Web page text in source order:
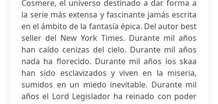
Cosmere, el universo destinado a dar forma a
la serie más extensa y fascinante jamás escrita
en el ámbito de la fantasía épica. Del autor best
seller del New York Times. Durante mil años
han caído cenizas del cielo. Durante mil años
nada ha florecido. Durante mil años los skaa
han sido esclavizados y viven en la miseria,
sumidos en un miedo inevitable. Durante mil
años el Lord Legislador ha reinado con poder